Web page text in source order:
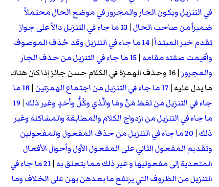
في التنزيل ويكون الجار والمجرور في موضع الحال محتملاً
ضميراً من صاحب الحال |
13 ما جاء في التنزيل دالاً على جواز
تقدم خبر المبتدأ|
14 ما جاء في التنزيل وقد حُذف الموصوف
وأقيمت صفته مقامه |
15 ما جاء في التنزيل من حذف الجار
والمجرور |
16 وحذف الهمزة في الكلام حسن جائز إذا كان هناك
ما يدل عليه |17 ما جاء في التنزيل من اجتماع الهمزتين |
18 ما
جاء في التنزيل من لفظ مَنْ ومَا والَّذي وكُلُّ وأحَدٍ وغير ذلك |
19
ما جاء في التنزيل من ازدواج الكلام والمطابقة والمشاكلة وغير
ذلك |
20 ما جاء في التنزيل من حذف المفعول والمفعولين
وتقديم المفعول الثاني على المفعول الأول وأحوال الأفعال
المتعدية إلى مفعوليها و غير ذلك مما يتعلق به |
21 ما جاء في
التنزيل من الظروف التي يرتفع ما بعدهن بهن على الخلاف وما